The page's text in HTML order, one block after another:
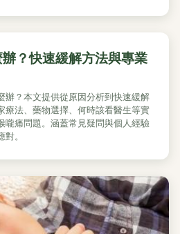
？快速緩解方法與專業
辦？本文提供從原因分析到快速緩解
療法、藥物選擇、何時該看醫生等實
嚨痛問題。涵蓋常見疑問與個人經驗
。